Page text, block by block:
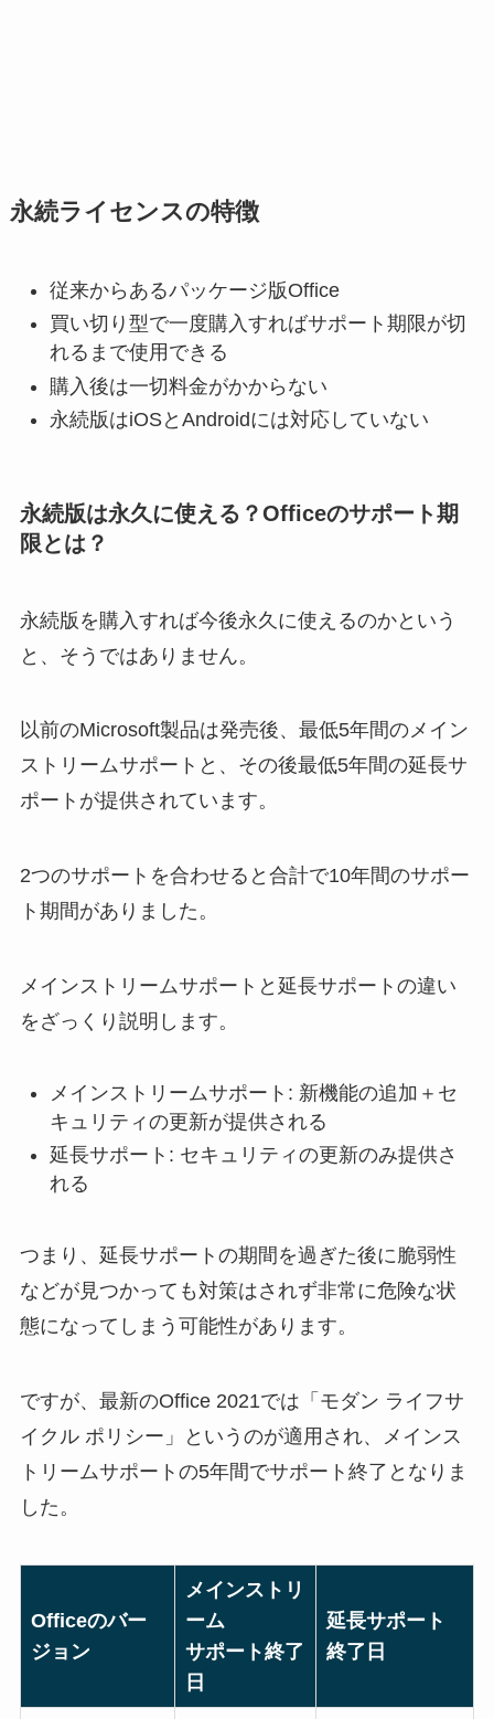
永続ライセンスの特徴
従来からあるパッケージ版Office
買い切り型で一度購入すればサポート期限が切
れるまで使用できる
購入後は一切料金がかからない
永続版はiOSとAndroidには対応していない
永続版は永久に使える？Officeのサポート期
限とは？
永続版を購入すれば今後永久に使えるのかという
と、そうではありません。
以前のMicrosoft製品は発売後、最低5年間のメイン
ストリームサポートと、その後最低5年間の延長サ
ポートが提供されています。
2つのサポートを合わせると合計で10年間のサポー
ト期間がありました。
メインストリームサポートと延長サポートの違い
をざっくり説明します。
メインストリームサポート: 新機能の追加＋セ
キュリティの更新が提供される
延長サポート: セキュリティの更新のみ提供さ
れる
つまり、延長サポートの期間を過ぎた後に脆弱性
などが見つかっても対策はされず非常に危険な状
態になってしまう可能性があります。
ですが、最新のOffice 2021では「モダン ライフサ
イクル ポリシー」というのが適用され、メインス
トリームサポートの5年間でサポート終了となりま
した。
Officeのバー
ジョン
メインストリ
ーム
サポート終了
日
延長サポート
終了日